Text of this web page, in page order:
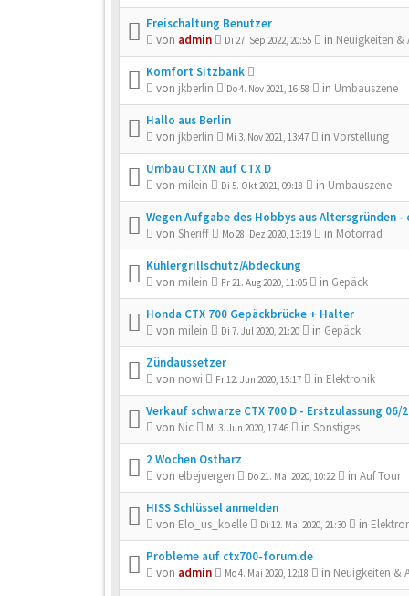
Freischaltung Benutzer
von admin Di 27. Sep 2022, 20:55 in Neuigkeiten
Komfort Sitzbank
von jkberlin Do 4. Nov 2021, 16:58 in Umbauszene
Hallo aus Berlin
von jkberlin Mi 3. Nov 2021, 13:47 in Vorstellung
Umbau CTXN auf CTX D
von milein Di 5. Okt 2021, 09:18 in Umbauszene
Wegen Aufgabe des Hobbys aus Altersgründen -
von Sheriff Mo 28. Dez 2020, 13:19 in Motorrad
Kühlergrillschutz/Abdeckung
von milein Fr 21. Aug 2020, 11:05 in Gepäck
Honda CTX 700 Gepäckbrücke + Halter
von milein Di 7. Jul 2020, 21:20 in Gepäck
Zündaussetzer
von nowi Fr 12. Jun 2020, 15:17 in Elektronik
Verkauf schwarze CTX 700 D - Erstzulassung 06/
von Nic Mi 3. Jun 2020, 17:46 in Sonstiges
2 Wochen Ostharz
von elbejuergen Do 21. Mai 2020, 10:22 in Auf Tour
HISS Schlüssel anmelden
von Elo_us_koelle Di 12. Mai 2020, 21:30 in
Probleme auf ctx700-forum.de
von admin Mo 4. Mai 2020, 12:18 in Neuigkeiten &